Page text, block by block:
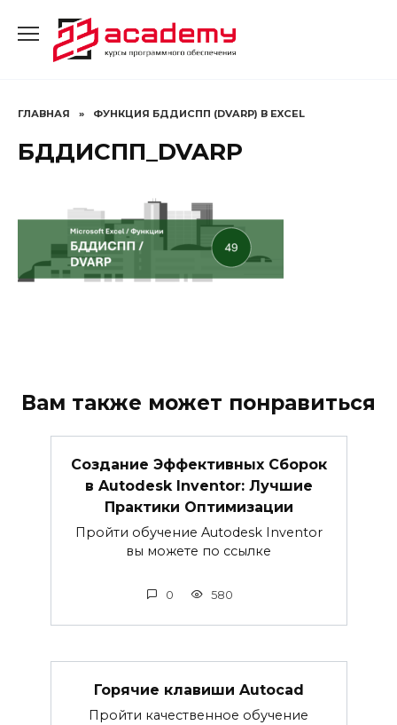
содержанию
ГЛАВНАЯ » ФУНКЦИЯ БДДИСПП (DVARP) В EXCEL
БДДИСПП_DVARP
Вам также может понравиться
Создание Эффективных Сборок
в Autodesk Inventor: Лучшие
Практики Оптимизации
Пройти обучение Autodesk Inventor
вы можете по ссылке
0 580
Горячие клавиши Autocad
Пройти качественное обучение